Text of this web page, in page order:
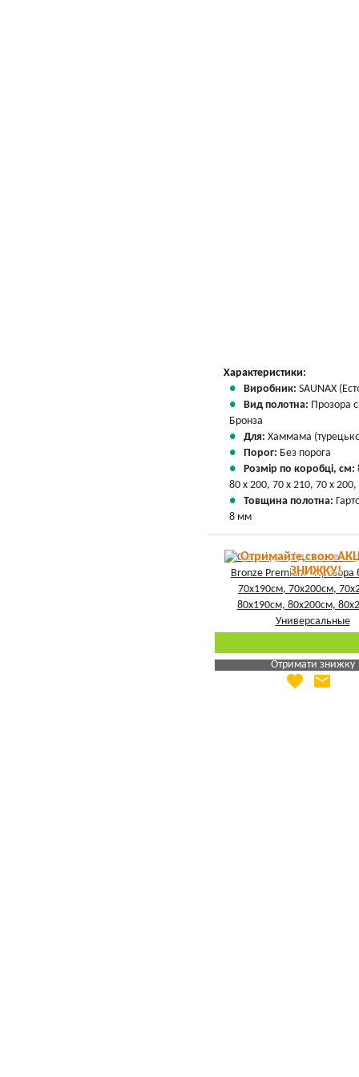
Характеристики:
Виробник: SAUNAX
Вид полотна: Прозора
Бронза
Для: Хаммама
Порог: Без порога
Розмір по коробці, см:
80 х 200, 70 х 210, 70 х 200,
Товщина полотна:
8 мм
Отримайте свою
ЗНИЖКУ!
Отримати знижку
Яка Ваша ціна
favorite email